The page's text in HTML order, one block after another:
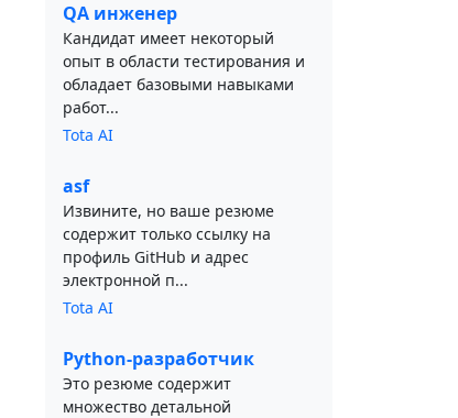
QA инженер
Кандидат имеет некоторый
опыт в области тестирования и
обладает базовыми навыками
работ...
Tota AI
asf
Извините, но ваше резюме
содержит только ссылку на
профиль GitHub и адрес
электронной п...
Tota AI
Python-разработчик
Это резюме содержит
множество детальной